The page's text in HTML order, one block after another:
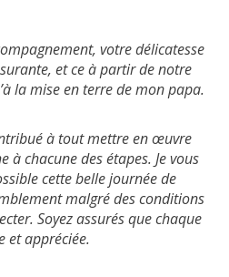
votre délicatesse
et ce à partir de notre
la mise en terre de mon papa.
à tout mettre en œuvre
chacune des étapes. Je vous
cette belle journée de
malgré des conditions
Soyez assurés que chaque
et appréciée.